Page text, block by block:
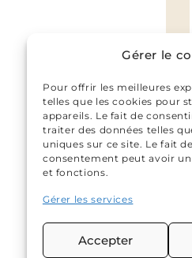
Gérer le
Pour offrir les meilleures
telles que les cookies pour
appareils. Le fait de
traiter des données telles
uniques sur ce site. Le fait
consentement peut avoir
et fonctions.
Gérer les services
Accepter